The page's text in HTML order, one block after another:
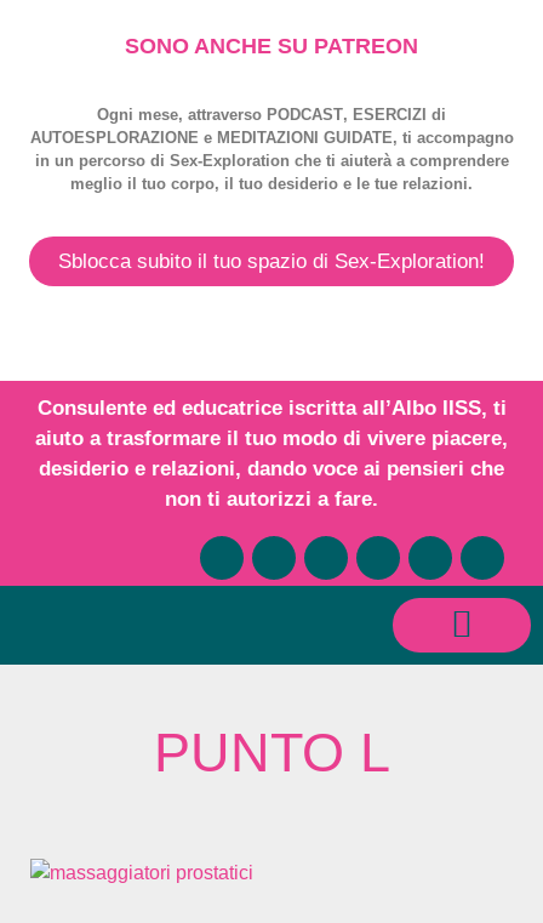
SONO ANCHE SU PATREON
Ogni mese, attraverso PODCAST, ESERCIZI di
AUTOESPLORAZIONE e MEDITAZIONI GUIDATE, ti accompagno
in un percorso di Sex-Exploration che ti aiuterà a comprendere
meglio il tuo corpo, il tuo desiderio e le tue relazioni.
Sblocca subito il tuo spazio di Sex-Exploration!
Consulente ed educatrice iscritta all’Albo IISS, ti
aiuto a trasformare il tuo modo di vivere piacere,
desiderio e relazioni, dando voce ai pensieri che
non ti autorizzi a fare.
PUNTO L